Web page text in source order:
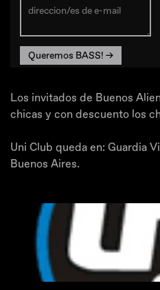
Queremos BASS! →
Los invitados de Buenos
chicas y con descuento los
Uni Club queda en: Guardia
Buenos Aires.